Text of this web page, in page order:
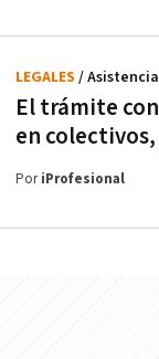
El trámite
en
LEGALES / Asistencia
PoriProfesional